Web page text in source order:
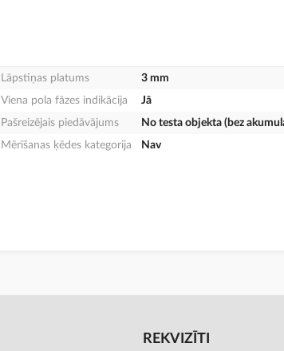
Lāpstiņas platums
3 mm
Viena pola fāzes indikācija
Jā
Pašreizējais piedāvājums
No testa objekta (bez
Mērīšanas ķēdes kategorija
Nav
REKVIZĪTI